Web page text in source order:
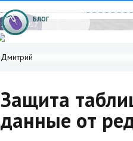
21.04.2017
БЛОГ
Дмитрий
Защита
данные от